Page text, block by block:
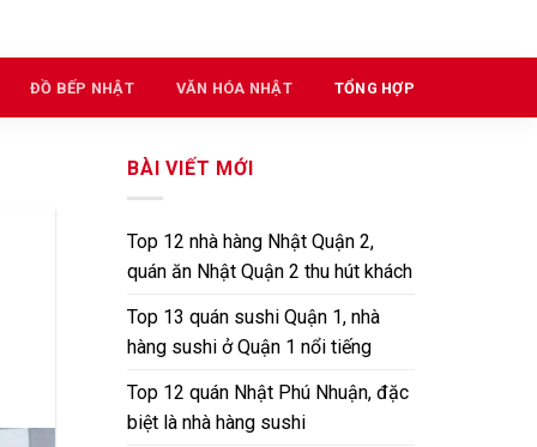
ĐỒ BẾP NHẬT VĂN HÓA NHẬT TỔNG HỢP
BÀI VIẾT MỚI
Top 12 nhà hàng Nhật Quận 2,
quán ăn Nhật Quận 2 thu hút khách
Top 13 quán sushi Quận 1, nhà
hàng sushi ở Quận 1 nổi tiếng
Top 12 quán Nhật Phú Nhuận, đặc
biệt là nhà hàng sushi